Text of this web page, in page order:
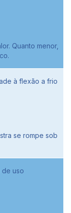
Quanto menor,
à flexão a frio
se rompe sob
de uso